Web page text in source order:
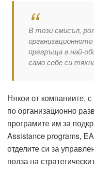
В този смисъл,
превръща в най-
само себе си
Някои от компаниите, с
по организационно
програмите им за
Assistance programs,
отделите си за
полза на